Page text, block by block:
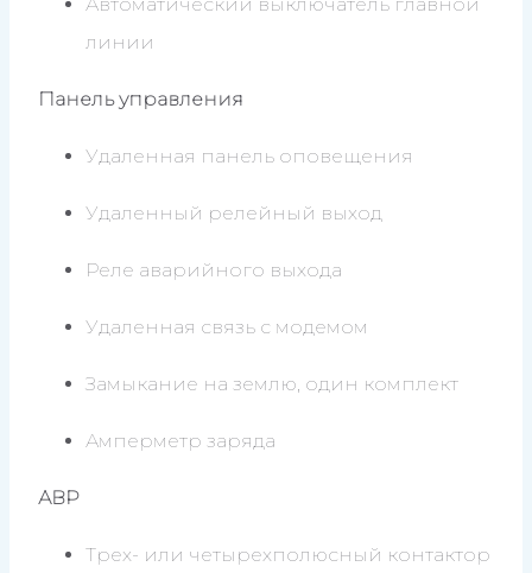
линии
Панель управления
Удаленная панель оповещения
Удаленный релейный выход
Реле аварийного выхода
Удаленная связь с модемом
Замыкание на землю, один комплект
Амперметр заряда
АВР
Трех- или четырехполюсный контактор